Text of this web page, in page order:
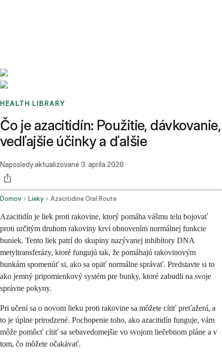
HEALTH LIBRARY
Čo je azacitidín: Použitie, dávkovanie,
vedľajšie účinky a ďalšie
Naposledy aktualizované 3. apríla 2026
Domov Lieky Azacitidine Oral Route
Azacitidín je liek proti rakovine, ktorý pomáha vášmu telu bojovať
proti určitým druhom rakoviny krvi obnovením normálnej funkcie
buniek. Tento liek patrí do skupiny nazývanej inhibítory DNA
metyltransferázy, ktoré fungujú tak, že pomáhajú rakovinovým
bunkám spomenúť si, ako sa opäť normálne správať. Predstavte si to
ako jemný pripomienkový systém pre bunky, ktoré zabudli na svoje
správne pokyny.
Pri učení sa o novom lieku proti rakovine sa môžete cítiť preťažení, a
to je úplne prirodzené. Pochopenie toho, ako azacitidín funguje, vám
môže pomôcť cítiť sa sebavedomejšie vo svojom liečebnom pláne a v
tom, čo môžete očakávať.